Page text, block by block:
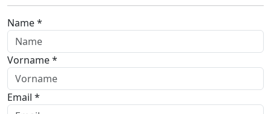
Name *
Vorname *
Email *